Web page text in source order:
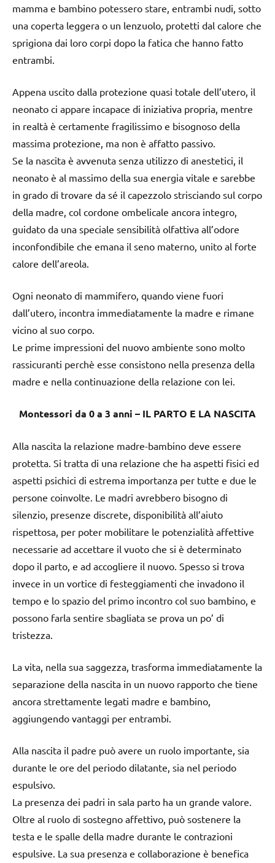
mamma e bambino potessero stare, entrambi nudi, sotto
una coperta leggera o un lenzuolo, protetti dal calore che
sprigiona dai loro corpi dopo la fatica che hanno fatto
entrambi.
Appena uscito dalla protezione quasi totale dell’utero, il
neonato ci appare incapace di iniziativa propria, mentre
in realtà è certamente fragilissimo e bisognoso della
massima protezione, ma non è affatto passivo.
Se la nascita è avvenuta senza utilizzo di anestetici, il
neonato è al massimo della sua energia vitale e sarebbe
in grado di trovare da sé il capezzolo strisciando sul corpo
della madre, col cordone ombelicale ancora integro,
guidato da una speciale sensibilità olfattiva all’odore
inconfondibile che emana il seno materno, unito al forte
calore dell’areola.
Ogni neonato di mammifero, quando viene fuori
dall’utero, incontra immediatamente la madre e rimane
vicino al suo corpo.
Le prime impressioni del nuovo ambiente sono molto
rassicuranti perchè esse consistono nella presenza della
madre e nella continuazione della relazione con lei.
Montessori da 0 a 3 anni – IL PARTO E LA NASCITA
Alla nascita la relazione madre-bambino deve essere
protetta. Si tratta di una relazione che ha aspetti fisici ed
aspetti psichici di estrema importanza per tutte e due le
persone coinvolte. Le madri avrebbero bisogno di
silenzio, presenze discrete, disponibilità all’aiuto
rispettosa, per poter mobilitare le potenzialità affettive
necessarie ad accettare il vuoto che si è determinato
dopo il parto, e ad accogliere il nuovo. Spesso si trova
invece in un vortice di festeggiamenti che invadono il
tempo e lo spazio del primo incontro col suo bambino, e
possono farla sentire sbagliata se prova un po’ di
tristezza.
La vita, nella sua saggezza, trasforma immediatamente la
separazione della nascita in un nuovo rapporto che tiene
ancora strettamente legati madre e bambino,
aggiungendo vantaggi per entrambi.
Alla nascita il padre può avere un ruolo importante, sia
durante le ore del periodo dilatante, sia nel periodo
espulsivo.
La presenza dei padri in sala parto ha un grande valore.
Oltre al ruolo di sostegno affettivo, può sostenere la
testa e le spalle della madre durante le contrazioni
espulsive. La sua presenza e collaborazione è benefica